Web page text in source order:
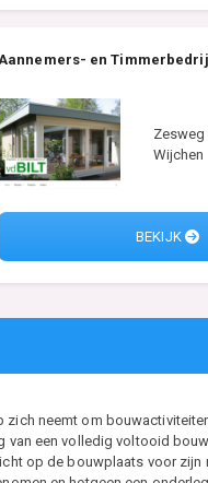
Aannemers- en
Zesweg
Wijchen
BEKIJK
neemt om
van een volledig voltooid
op de bouwplaats voor